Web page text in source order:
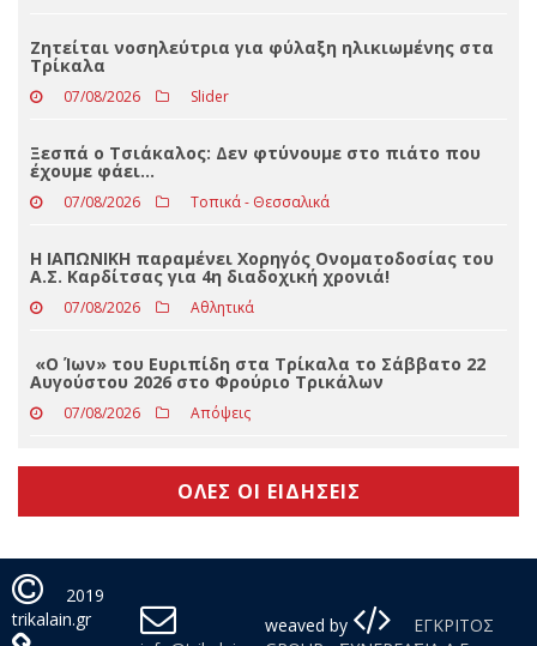
Ξεσπά ο Τσιάκαλος: Δεν φτύνουμε στο πιάτο που
έχουμε φάει…
07/08/2026 Τοπικά - Θεσσαλικά
Η ΙΑΠΩΝΙΚΗ παραμένει Χορηγός Ονοματοδοσίας του
Α.Σ. Καρδίτσας για 4η διαδοχική χρονιά!
07/08/2026 Αθλητικά
«Ο Ίων» του Ευριπίδη στα Τρίκαλα το Σάββατο 22
Αυγούστου 2026 στο Φρούριο Τρικάλων
07/08/2026 Απόψεις
ΟΛΕΣ ΟΙ ΕΙΔΗΣΕΙΣ
Απορρήτου
weaved by
ΕΓΚΡΙΤΟΣ
Με τη χρήση της σελίδας μας αποδέχεστε τη χρήση cookies.
Συμφωνώ